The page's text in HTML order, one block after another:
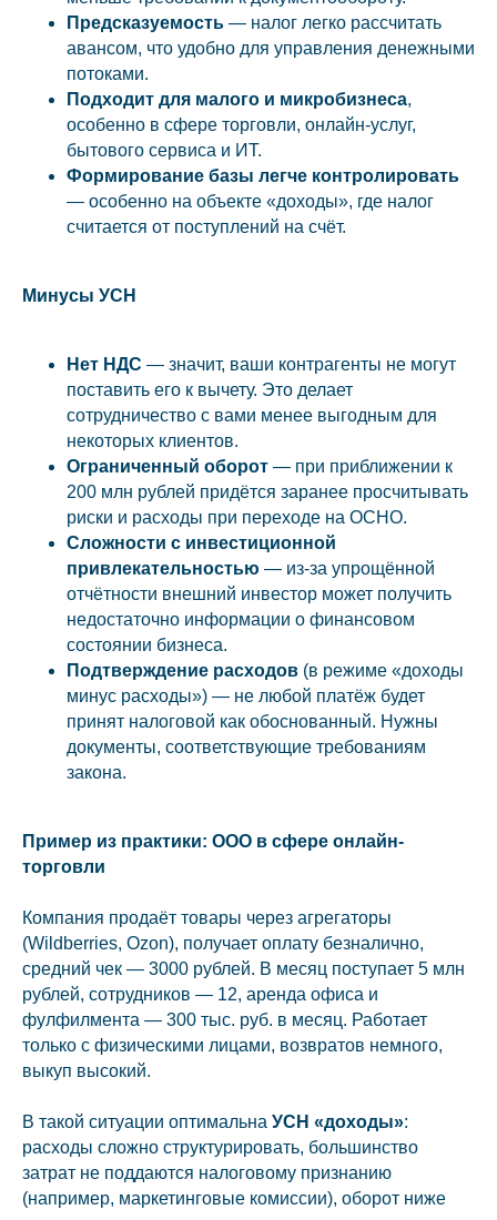
Предсказуемость — налог легко рассчитать
авансом, что удобно для управления денежными
потоками.
Подходит для малого и микробизнеса,
особенно в сфере торговли, онлайн-услуг,
бытового сервиса и ИТ.
Формирование базы легче контролировать
— особенно на объекте «доходы», где налог
считается от поступлений на счёт.
Минусы УСН
Нет НДС — значит, ваши контрагенты не могут
поставить его к вычету. Это делает
сотрудничество с вами менее выгодным для
некоторых клиентов.
Ограниченный оборот — при приближении к
200 млн рублей придётся заранее просчитывать
риски и расходы при переходе на ОСНО.
Сложности с инвестиционной
привлекательностью — из-за упрощённой
отчётности внешний инвестор может получить
недостаточно информации о финансовом
состоянии бизнеса.
Подтверждение расходов (в режиме «доходы
минус расходы») — не любой платёж будет
принят налоговой как обоснованный. Нужны
документы, соответствующие требованиям
закона.
Пример из практики: ООО в сфере онлайн-
торговли
Компания продаёт товары через агрегаторы
(Wildberries, Ozon), получает оплату безналично,
средний чек — 3000 рублей. В месяц поступает 5 млн
рублей, сотрудников — 12, аренда офиса и
фулфилмента — 300 тыс. руб. в месяц. Работает
только с физическими лицами, возвратов немного,
выкуп высокий.
В такой ситуации оптимальна УСН «доходы»:
расходы сложно структурировать, большинство
затрат не поддаются налоговому признанию
(например, маркетинговые комиссии), оборот ниже